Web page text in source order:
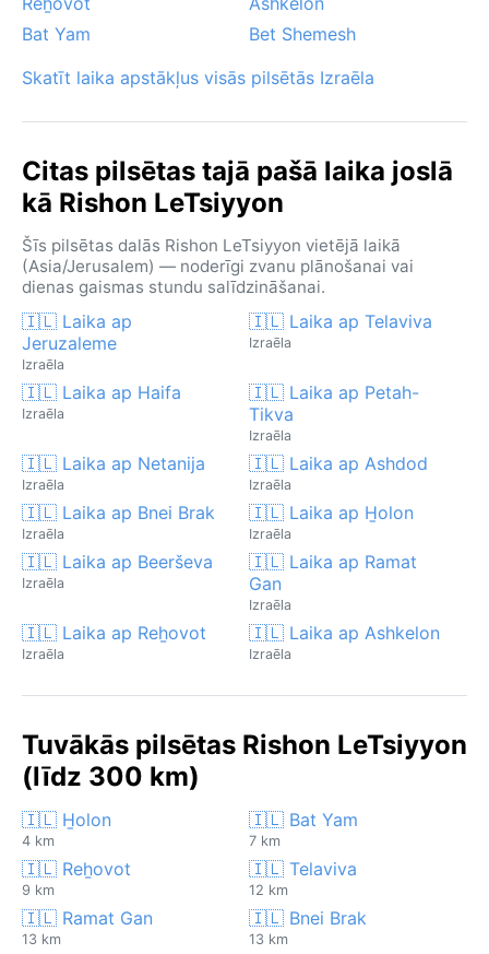
Bat Yam
Bet Shemesh
Skatīt laika apstākļus visās pilsētās Izraēla
Citas pilsētas tajā pašā laika joslā
kā Rishon LeTsiyyon
Šīs pilsētas dalās Rishon LeTsiyyon vietējā laikā
(Asia/Jerusalem) — noderīgi zvanu plānošanai vai
dienas gaismas stundu salīdzināšanai.
🇮🇱 Laika ap
Jeruzaleme
Izraēla
🇮🇱 Laika ap Telaviva
Izraēla
🇮🇱 Laika ap Haifa
Izraēla
🇮🇱 Laika ap Petah-
Tikva
Izraēla
🇮🇱 Laika ap Netanija
Izraēla
🇮🇱 Laika ap Ashdod
Izraēla
🇮🇱 Laika ap Bnei Brak
Izraēla
🇮🇱 Laika ap H̱olon
Izraēla
🇮🇱 Laika ap Beerševa
Izraēla
🇮🇱 Laika ap Ramat
Gan
Izraēla
🇮🇱 Laika ap Reẖovot
Izraēla
🇮🇱 Laika ap Ashkelon
Izraēla
Tuvākās pilsētas Rishon LeTsiyyon
(līdz 300 km)
🇮🇱 H̱olon
4 km
🇮🇱 Bat Yam
7 km
🇮🇱 Reẖovot
9 km
🇮🇱 Telaviva
12 km
🇮🇱 Ramat Gan
13 km
🇮🇱 Bnei Brak
13 km